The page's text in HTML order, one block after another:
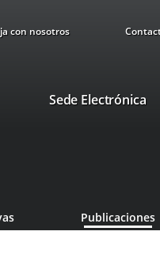
con nosotros
Sede Electrónica
Publicaciones